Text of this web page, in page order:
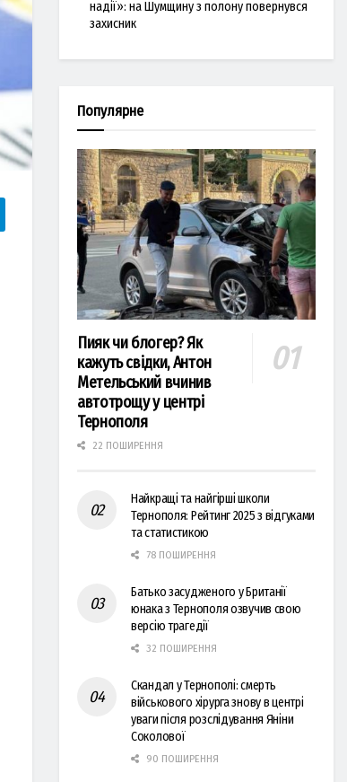
надії»: на Шумщину з полону повернувся
захисник
Популярне
Пияк чи блогер? Як
кажуть свідки, Антон
Метельський вчинив
автотрощу у центрі
Тернополя
22 ПОШИРЕННЯ
Найкращі та найгірші школи
Тернополя: Рейтинг 2025 з відгуками
та статистикою
78 ПОШИРЕННЯ
Батько засудженого у Британії
юнака з Тернополя озвучив свою
версію трагедії
32 ПОШИРЕННЯ
Скандал у Тернополі: смерть
військового хірурга знову в центрі
уваги після розслідування Яніни
Соколової
90 ПОШИРЕННЯ